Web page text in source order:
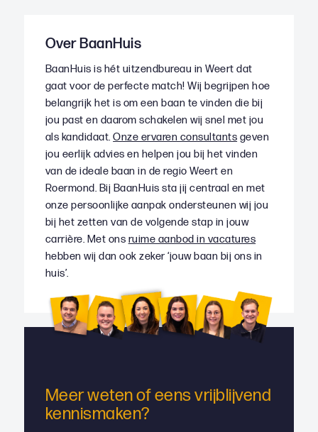
Over BaanHuis
BaanHuis is hét uitzendbureau in Weert dat
gaat voor de perfecte match! Wij begrijpen hoe
belangrijk het is om een baan te vinden die bij
jou past en daarom schakelen wij snel met jou
als kandidaat.Onze ervaren consultants geven
jou eerlijk advies en helpen jou bij het vinden
van de ideale baan in de regio Weert en
Roermond. Bij BaanHuis sta jij centraal en met
onze persoonlijke aanpak ondersteunen wij jou
bij het zetten van de volgende stap in jouw
carrière. Met ons ruime aanbod in vacatures
hebben wij dan ook zeker ‘jouw baan bij ons in
huis’.
Meer weten of eens vrijblijvend
kennismaken?